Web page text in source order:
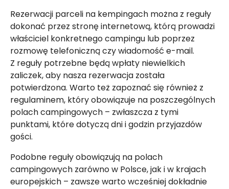
Rezerwacji parceli na kempingach można z reguły
dokonać przez stronę internetową, którą prowadzi
właściciel konkretnego campingu lub poprzez
rozmowę telefoniczną czy wiadomość e-mail.
Z reguły potrzebne będą wpłaty niewielkich
zaliczek, aby nasza rezerwacja została
potwierdzona. Warto też zapoznać się również z
regulaminem, który obowiązuje na poszczególnych
polach campingowych – zwłaszcza z tymi
punktami, które dotyczą dni i godzin przyjazdów
gości.
Podobne reguły obowiązują na polach
campingowych zarówno w Polsce, jak i w krajach
europejskich – zawsze warto wcześniej dokładnie